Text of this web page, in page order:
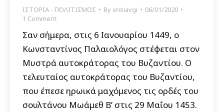
ΙΣΤΟΡΙΑ - ΠΟΛΙΤΙΣΜΟΣ Byxrisiavgi
06/01/2020
1 Comment
Σαν σήμερα, στις 6 Ιανουαρίου 1449, ο
Κωνσταντίνος Παλαιολόγος στέφεται στον
Μυστρά αυτοκράτορας του Βυζαντίου. Ο
τελευταίος αυτοκράτορας του Βυζαντίου,
που έπεσε ηρωικά μαχόμενος τις ορδές του
σουλτάνου Μωάμεθ Β’ στις 29 Μαΐου 1453.